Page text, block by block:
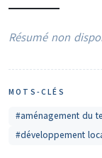
Résumé non
MOTS-CLÉS
#aménagement du
#développement